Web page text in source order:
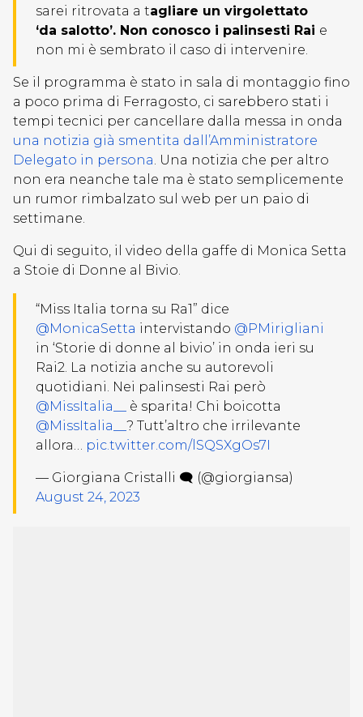
sarei ritrovata a tagliare un virgolettato
‘da salotto’. Non conosco i palinsesti Rai e
non mi è sembrato il caso di intervenire.
Se il programma è stato in sala di montaggio fino
a poco prima di Ferragosto, ci sarebbero stati i
tempi tecnici per cancellare dalla messa in onda
una notizia già smentita dall’Amministratore
Delegato in persona. Una notizia che per altro
non era neanche tale ma è stato semplicemente
un rumor rimbalzato sul web per un paio di
settimane.
Qui di seguito, il video della gaffe di Monica Setta
a Stoie di Donne al Bivio.
“Miss Italia torna su Ra1” dice
@MonicaSetta intervistando @PMirigliani
in ‘Storie di donne al bivio’ in onda ieri su
Rai2. La notizia anche su autorevoli
quotidiani. Nei palinsesti Rai però
@MissItalia__
è sparita! Chi boicotta
@MissItalia__ ? Tutt’altro che irrilevante
allora… pic.twitter.com/lSQSXgOs7I
— Giorgiana Cristalli 🗨 (@giorgiansa)
August 24, 2023